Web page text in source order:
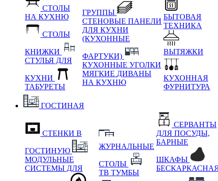
СТОЛЫ
НА КУХНЮ
СТОЛЫ
КНИЖКИ
СТУЛЬЯ ДЛЯ
КУХНИ
ТАБУРЕТЫ
ГРУППЫ
СТЕНОВЫЕ ПАНЕЛИ
ДЛЯ КУХНИ
(КУХОННЫЕ
ФАРТУКИ)
КУХОННЫЕ УГОЛКИ
МЯГКИЕ ДИВАНЫ
НА КУХНЮ
БЫТОВАЯ
ТЕХНИКА
ВЫТЯЖКИ
КУХОННАЯ
ФУРНИТУРА
ГОСТИНАЯ
СТЕНКИ В
ГОСТИНУЮ
МОДУЛЬНЫЕ
СИСТЕМЫ ДЛЯ
ЖУРНАЛЬНЫЕ
СТОЛЫ
ТВ ТУМБЫ
СЕРВАНТЫ
ДЛЯ ПОСУДЫ,
БАРНЫЕ
ШКАФЫ